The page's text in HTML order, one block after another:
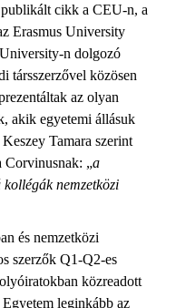
cikk a CEU-n, a
Erasmus University
n dolgozó
társszerzővel közösen
az olyan
akik egyetemi állásuk
Tamara szerint
Corvinusnak: „a
nemzetközi
és nemzetközi
szerzők Q1-Q2-es
közreadott
leginkább az